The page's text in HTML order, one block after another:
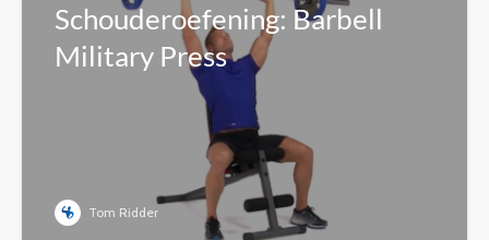
Schouderoefening: Barbell
Military Press
Tom Ridder